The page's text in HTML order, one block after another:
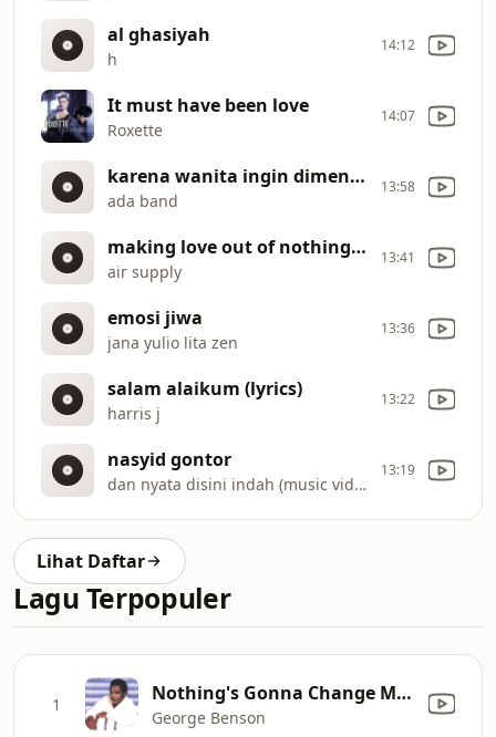
al ghasiyah
h
14:12
It must have been love
Roxette
14:07
karena wanita ingin dimengerti (official lyric)
ada band
13:58
making love out of nothing at all (lyrics)
air supply
13:41
emosi jiwa
jana yulio lita zen
13:36
salam alaikum (lyrics)
harris j
13:22
nasyid gontor
dan nyata disini indah (music video cover)
13:19
Lihat Daftar
Lagu Terpopuler
1 Nothing's Gonna Change My Love for You
George Benson